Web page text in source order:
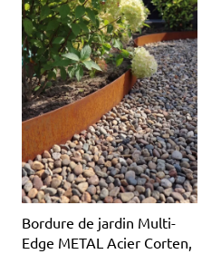
Bordure de jardin Multi-
Edge METAL Acier Corten,